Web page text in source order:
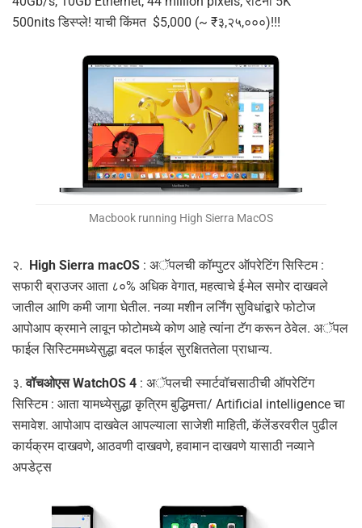
500nits डिस्प्ले! याची किंमत $5,000 (~ ₹३,२५,०००)!!!
Macbook running High Sierra MacOS
२. High Sierra macOS : अॅपलची कॉम्पुटर ऑपरेटिंग सिस्टिम :
सफारी ब्राउजर आता ८०% अधिक वेगात, महत्वाचे ई-मेल समोर दाखवले
जातील आणि कमी जागा घेतील. नव्या मशीन लर्निंग सुविधांद्वारे फोटोज
आपोआप क्रमाने लावून फोटोमध्ये कोण आहे त्यांना टॅग करून ठेवेल. अॅपल
फाईल सिस्टिममध्येसुद्धा बदल फाईल सुरक्षिततेला प्राधान्य.
३.वॉचओएस WatchOS 4 : अॅपलची स्मार्टवॉचसाठीची ऑपरेटिंग
सिस्टिम : आता यामध्येसुद्धा कृत्रिम बुद्धिमत्ता/ Artificial intelligence चा
समावेश. आपोआप दाखवेल आपल्याला साजेशी माहिती, कॅलेंडरवरील पुढील
कार्यक्रम दाखवणे, आठवणी दाखवणे, हवामान दाखवणे यासाठी नव्याने
अपडेट्स